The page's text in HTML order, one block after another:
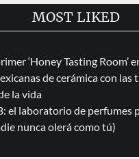
MOST LIKED
‘Honey Tasting Room’
de cerámica con las
la vida
el laboratorio de perfumes
nunca olerá como tú)